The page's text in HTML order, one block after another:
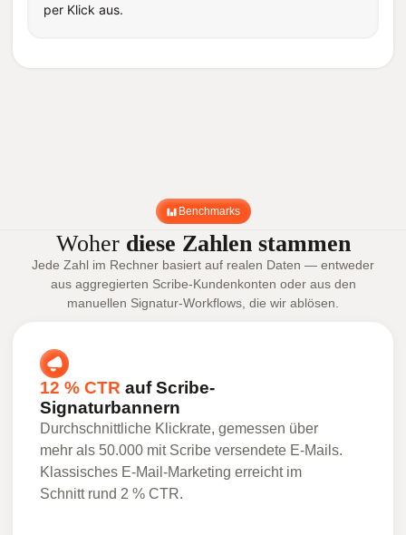
per Klick aus.
Benchmarks
Woher diese Zahlen stammen
Jede Zahl im Rechner basiert auf realen Daten — entweder
aus aggregierten Scribe-Kundenkonten oder aus den
manuellen Signatur-Workflows, die wir ablösen.
12 % CTR auf Scribe-
Signaturbannern
Durchschnittliche Klickrate, gemessen über
mehr als 50.000 mit Scribe versendete E-Mails.
Klassisches E-Mail-Marketing erreicht im
Schnitt rund 2 % CTR.